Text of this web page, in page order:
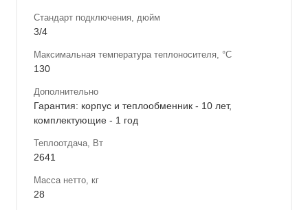
Стандарт подключения, дюйм
3/4
Максимальная температура теплоносителя, °С
130
Дополнительно
Гарантия: корпус и теплообменник - 10 лет,
комплектующие - 1 год
Теплоотдача, Вт
2641
Масса нетто, кг
28